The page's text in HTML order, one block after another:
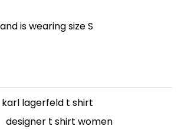
is wearing size S
karl lagerfeld t shirt
designer t shirt women